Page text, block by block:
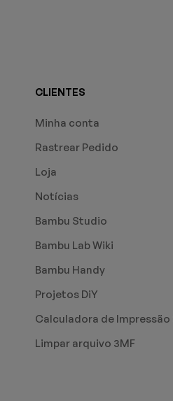
CLIENTES
Minha conta
Rastrear Pedido
Loja
Notícias
Bambu Studio
Bambu Lab Wiki
Bambu Handy
Projetos DiY
Calculadora de Impressão
Limpar arquivo 3MF